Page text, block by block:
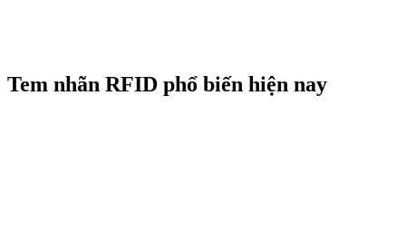
Tem nhãn RFID phổ biến hiện nay